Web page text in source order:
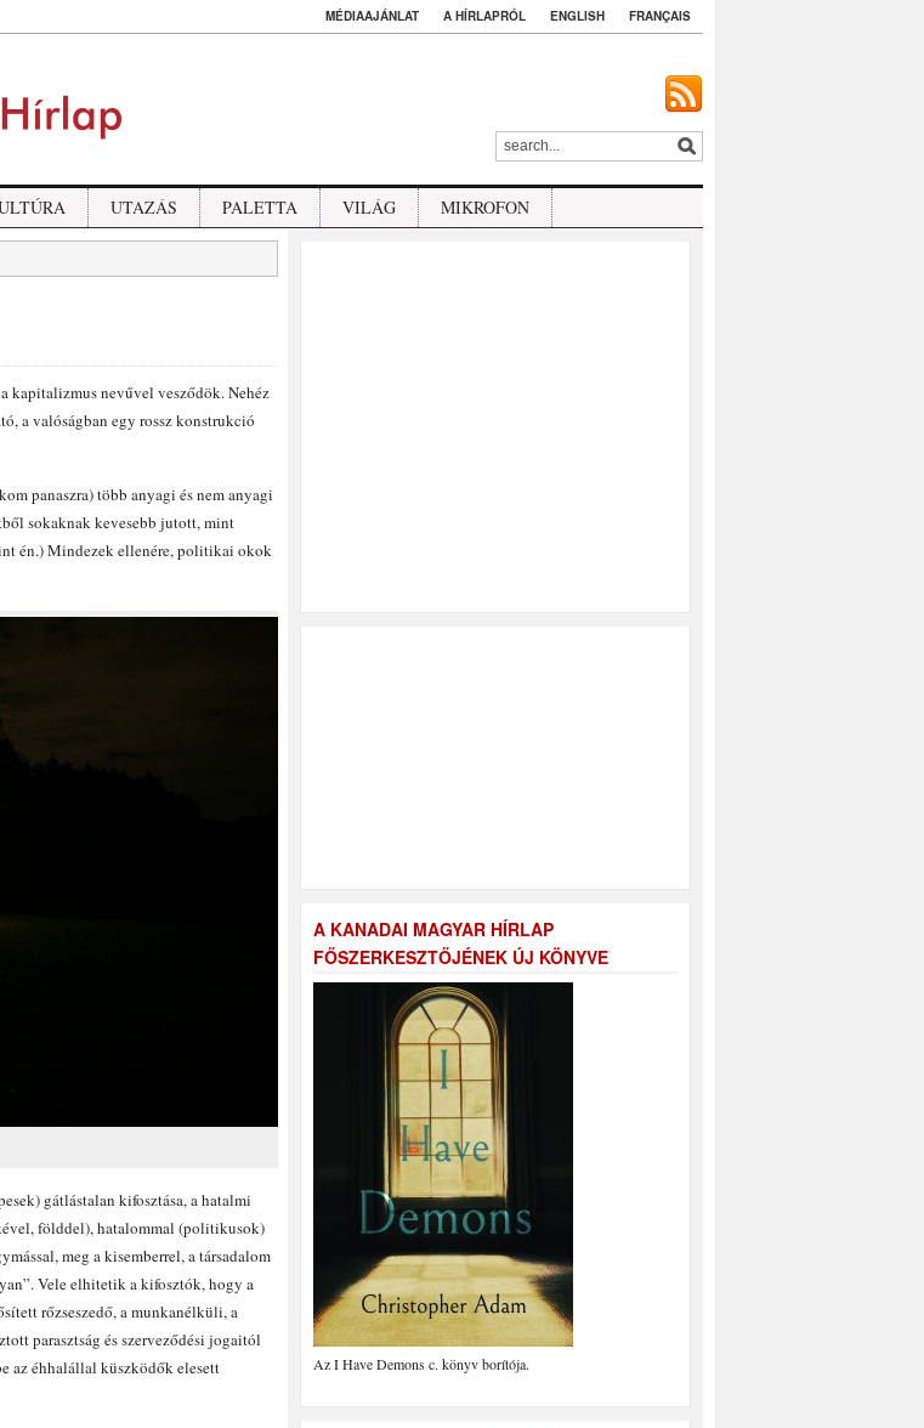
MÉDIAAJÁNLAT A HÍRLAPRÓL ENGLISH FRANÇAIS
UTAZÁS PALETTA VILÁG MIKROFON
kapitalizmus nevűvel vesződök. Nehéz
a valóságban egy rossz konstrukció
panaszra) több anyagi és nem anyagi
sokaknak kevesebb jutott, mint
én.) Mindezek ellenére, politikai okok
gátlástalan kifosztása, a hatalmi
földdel), hatalommal (politikusok)
meg a kisemberrel, a társadalom
Vele elhitetik a kifosztók, hogy a
rőzseszedő, a munkanélküli, a
parasztság és szerveződési jogaitól
az éhhalállal küszködők elesett
A KANADAI MAGYAR HÍRLAP
FŐSZERKESZTŐJÉNEK ÚJ KÖNYVE
Az I Have Demons c. könyv borítója.